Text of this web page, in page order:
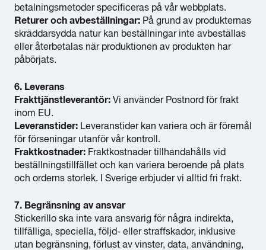
betalningsmetoder specificeras på vår webbplats.
Returer och avbeställningar: På grund av produkternas
skräddarsydda natur kan beställningar inte avbeställas
eller återbetalas när produktionen av produkten har
påbörjats.
6. Leverans
Frakttjänstleverantör: Vi använder Postnord för frakt
inom EU.
Leveranstider: Leveranstider kan variera och är föremål
för förseningar utanför vår kontroll.
Fraktkostnader: Fraktkostnader tillhandahålls vid
beställningstillfället och kan variera beroende på plats
och orderns storlek. I Sverige erbjuder vi alltid fri frakt.
7. Begränsning av ansvar
Stickerillo ska inte vara ansvarig för några indirekta,
tillfälliga, speciella, följd- eller straffskador, inklusive
utan begränsning, förlust av vinster, data, användning,